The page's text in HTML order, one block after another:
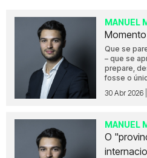
MANUEL
Que se
– que se
prepare,
fosse o
30 Abr 2026
MANUEL
O